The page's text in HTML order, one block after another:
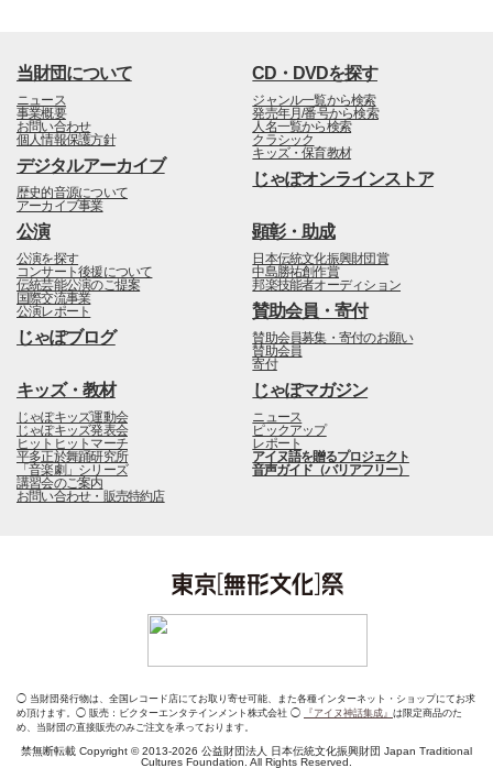
当財団について
ニュース
事業概要
お問い合わせ
個人情報保護方針
デジタルアーカイブ
歴史的音源について
アーカイブ事業
CD・DVDを探す
ジャンル一覧から検索
発売年月/番号から検索
人名一覧から検索
クラシック
キッズ・保育教材
じゃぽオンラインストア
公演
公演を探す
コンサート後援について
伝統芸能公演のご提案
国際交流事業
公演レポート
じゃぽブログ
顕彰・助成
日本伝統文化振興財団賞
中島勝祐創作賞
邦楽技能者オーディション
賛助会員・寄付
賛助会員募集・寄付のお願い
賛助会員
寄付
キッズ・教材
じゃぽキッズ運動会
じゃぽキッズ発表会
ヒットヒットマーチ
平多正於舞踊研究所
「音楽劇」シリーズ
講習会のご案内
お問い合わせ・販売特約店
じゃぽマガジン
ニュース
ピックアップ
レポート
アイヌ語を贈るプロジェクト
音声ガイド（バリアフリー）
◯ 当財団発行物は、全国レコード店にてお取り寄せ可能、また各種インターネット・ショップにてお求
め頂けます。◯ 販売：ビクターエンタテインメント株式会社 ◯
『アイヌ神話集成』 は限定商品のた
め、当財団の直接販売のみご注文を承っております。
禁無断転載 Copyright © 2013-2026 公益財団法人 日本伝統文化振興財団 Japan Traditional
Cultures Foundation. All Rights Reserved.